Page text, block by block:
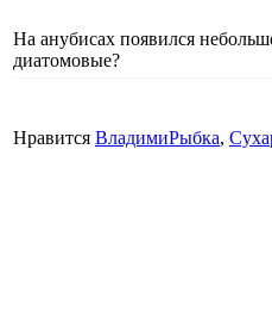
На анубисах появился
диатомовые?
Нравится ВладимиРыбка,